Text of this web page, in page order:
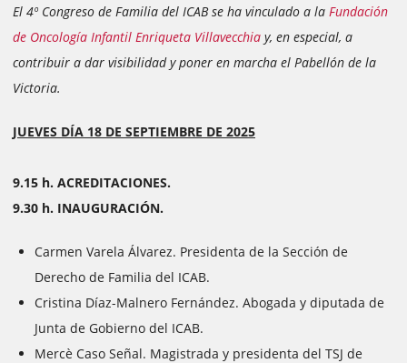
El 4º Congreso de Familia del ICAB se ha vinculado a la Fundación
de Oncología Infantil Enriqueta Villavecchia y, en especial, a
contribuir a dar visibilidad y poner en marcha el Pabellón de la
Victoria.
JUEVES DÍA 18 DE SEPTIEMBRE DE 2025
9.15 h. ACREDITACIONES.
9.30 h. INAUGURACIÓN.
Carmen Varela Álvarez. Presidenta de la Sección de
Derecho de Familia del ICAB.
Cristina Díaz-Malnero Fernández. Abogada y diputada de
Junta de Gobierno del ICAB.
Mercè Caso Señal. Magistrada y presidenta del TSJ de